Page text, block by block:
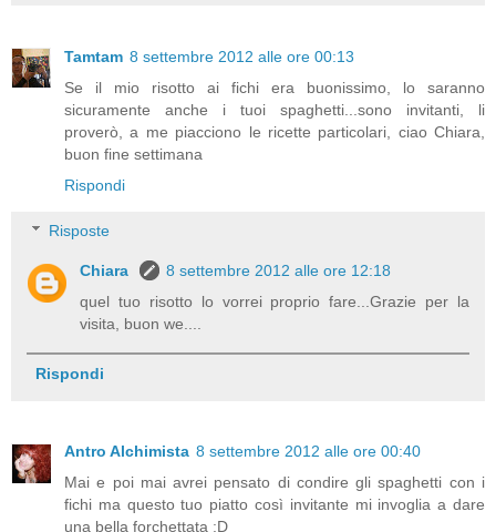
Tamtam 8 settembre 2012 alle ore 00:13
Se il mio risotto ai fichi era buonissimo, lo saranno
sicuramente anche i tuoi spaghetti...sono invitanti, li
proverò, a me piacciono le ricette particolari, ciao Chiara,
buon fine settimana
Rispondi
Risposte
Chiara
8 settembre 2012 alle ore 12:18
quel tuo risotto lo vorrei proprio fare...Grazie per la
visita, buon we....
Rispondi
Antro Alchimista 8 settembre 2012 alle ore 00:40
Mai e poi mai avrei pensato di condire gli spaghetti con i
fichi ma questo tuo piatto così invitante mi invoglia a dare
una bella forchettata :D